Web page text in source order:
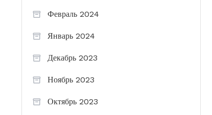
Февраль 2024
Январь 2024
Декабрь 2023
Ноябрь 2023
Октябрь 2023